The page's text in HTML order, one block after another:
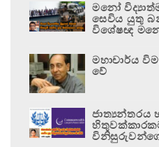
මනෝ
සෙවිය යුතු
විශේෂඥ
මහාචාර්ය
වේ
ජාත්‍යන්තරය
විනිසුරුවන්ගේ